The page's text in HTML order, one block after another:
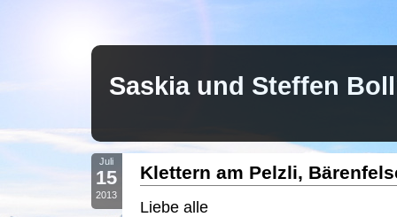
Saskia und Steffen
Juli
15
2013
Klettern am Pelzli,
Liebe alle